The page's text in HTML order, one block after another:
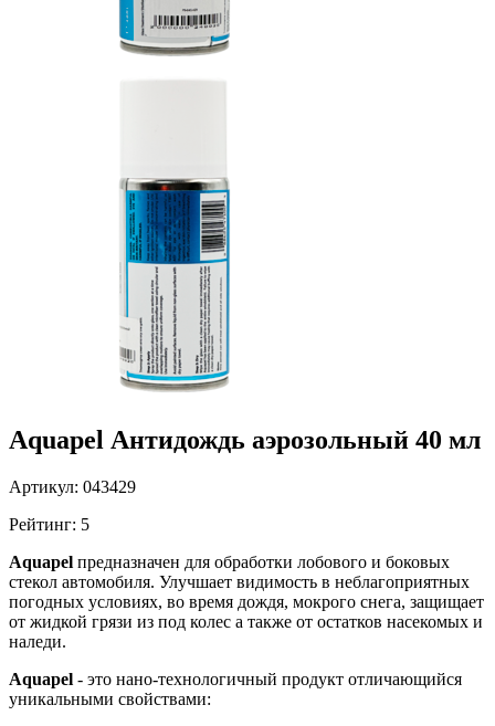
Aquapel Антидождь аэрозольный 40 мл
Артикул: 043429
Рейтинг: 5
Aquapel предназначен для обработки лобового и боковых
стекол автомобиля. Улучшает видимость в неблагоприятных
погодных условиях, во время дождя, мокрого снега, защищает
от жидкой грязи из под колес а также от остатков насекомых и
наледи.
Aquapel - это нано-технологичный продукт отличающийся
уникальными свойствами: